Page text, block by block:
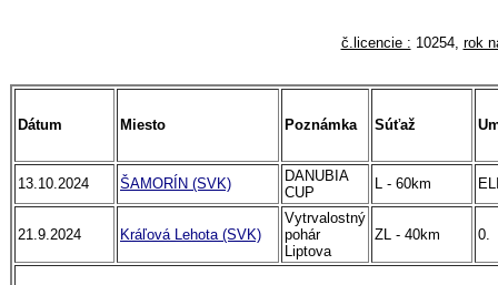
č.licencie : 10254, rok
Dátum Miesto Poznámka Súťaž
13.10.2024 ŠAMORÍN (SVK)
DANUBIA
CUP
L - 60km
21.9.2024 Kráľová Lehota (SVK)
Vytrvalostný
pohár
Liptova
ZL - 40km 0.